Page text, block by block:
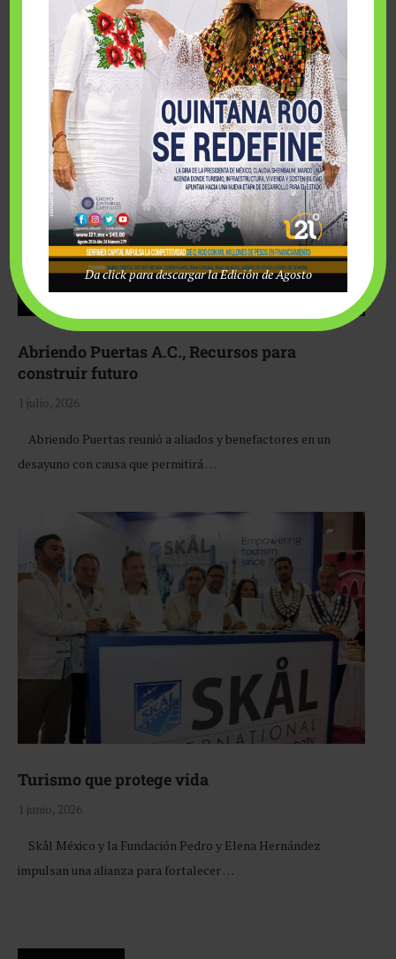
Fairmont Mayakoba y Make-A-Wish México unieron
esfuerzos para hacer realidad el deseo de una …
Abriendo Puertas A.C., Recursos para
construir futuro
1 julio, 2026
Abriendo Puertas reunió a aliados y benefactores en un
desayuno con causa que permitirá …
Turismo que protege vida
1 junio, 2026
Skål México y la Fundación Pedro y Elena Hernández
impulsan una alianza para fortalecer …
Da click para descargar la Edición de Agosto